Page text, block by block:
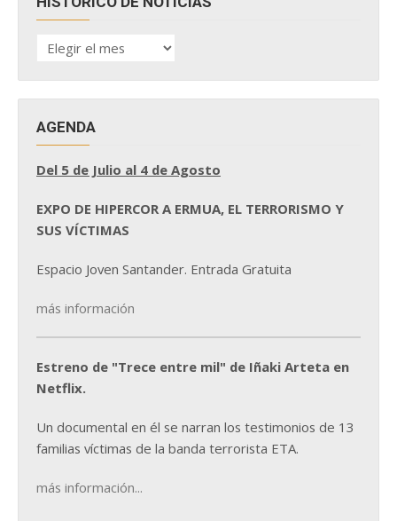
HISTÓRICO
DE
AGENDA
Del 5 de Julio al 4 de Agosto
EXPO DE HIPERCOR A ERMUA, EL TERRORISMO Y
SUS VÍCTIMAS
Espacio Joven Santander. Entrada Gratuita
más información
Estreno de "Trece entre mil" de Iñaki Arteta en
Netflix.
Un documental en él se narran los testimonios de 13
familias víctimas de la banda terrorista ETA.
más información...